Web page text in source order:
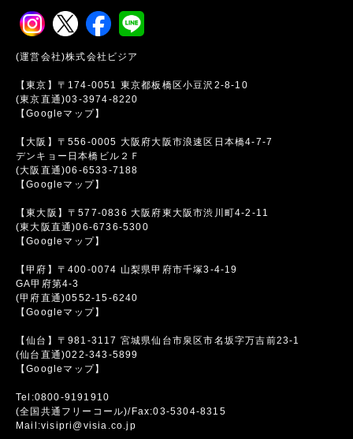
(運営会社)株式会社ビジア
【東京】〒174-0051 東京都板橋区小豆沢2-8-10
(東京直通)03-3974-8220
【Googleマップ】
【大阪】〒556-0005 大阪府大阪市浪速区日本橋4-7-7
デンキョー日本橋ビル２Ｆ
(大阪直通)06-6533-7188
【Googleマップ】
【東大阪】〒577-0836 大阪府東大阪市渋川町4-2-11
(東大阪直通)06-6736-5300
【Googleマップ】
【甲府】〒400-0074 山梨県甲府市千塚3-4-19
GA甲府第4-3
(甲府直通)0552-15-6240
【Googleマップ】
【仙台】〒981-3117 宮城県仙台市泉区市名坂字万吉前23-1
(仙台直通)022-343-5899
【Googleマップ】
Tel:0800-9191910
(全国共通フリーコール)/Fax:03-5304-8315
Mail:visipri@visia.co.jp